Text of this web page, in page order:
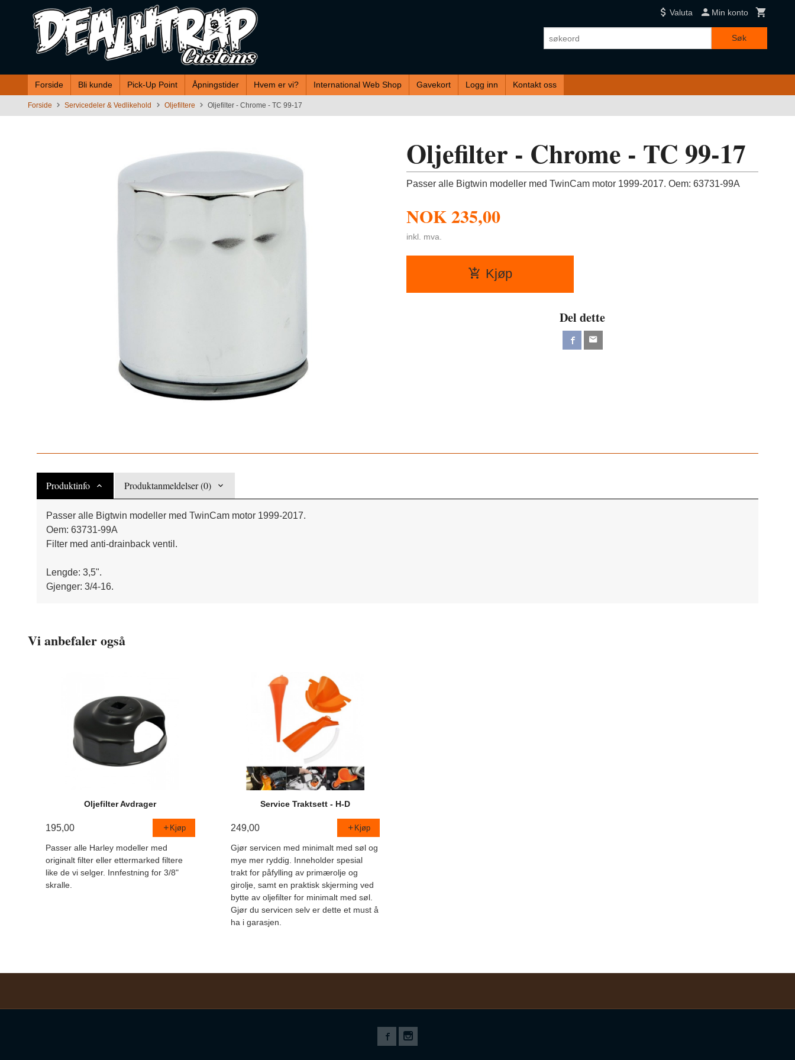
innholdet
Valuta Min konto
Søk
Forside Bli kunde Pick-Up Point Åpningstider Hvem er vi? International Web Shop Gavekort Logg inn Kontakt oss
Forside Servicedeler & Vedlikehold Oljefiltere Oljefilter - Chrome - TC 99-17
Oljefilter - Chrome - TC 99-17
Passer alle Bigtwin modeller med TwinCam motor 1999-2017. Oem: 63731-99A
NOK235,00
inkl. mva.
Kjøp
Del dette
Produktinfo Produktanmeldelser (0)
Passer alle Bigtwin modeller med TwinCam motor 1999-2017.
Oem: 63731-99A
Filter med anti-drainback ventil.
Lengde: 3,5".
Gjenger: 3/4-16.
Vi anbefaler også
Oljefilter Avdrager
195,00 Kjøp
Passer alle Harley modeller med
originalt filter eller ettermarked filtere
like de vi selger. Innfestning for 3/8"
skralle.
Service Traktsett - H-D
249,00 Kjøp
Gjør servicen med minimalt med søl og
mye mer ryddig. Inneholder spesial
trakt for påfylling av primærolje og
girolje, samt en praktisk skjerming ved
bytte av oljefilter for minimalt med søl.
Gjør du servicen selv er dette et must å
ha i garasjen.